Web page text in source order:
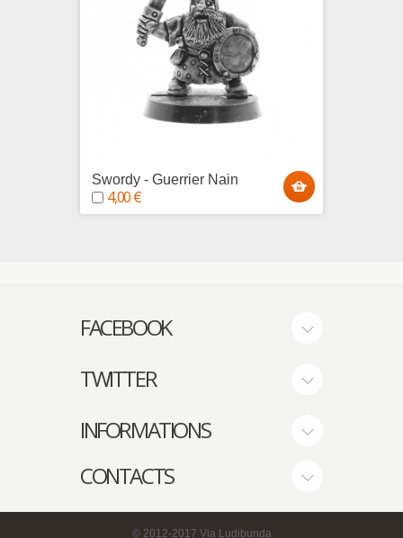
Swordy - Guerrier Nain
4,00 €
FACEBOOK
TWITTER
INFORMATIONS
CONTACTS
© 2012-2017 Via Ludibunda